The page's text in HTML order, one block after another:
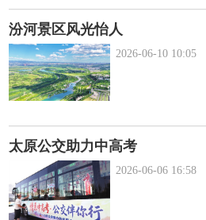
汾河景区风光怡人
2026-06-10 10:05
太原公交助力中高考
2026-06-06 16:58